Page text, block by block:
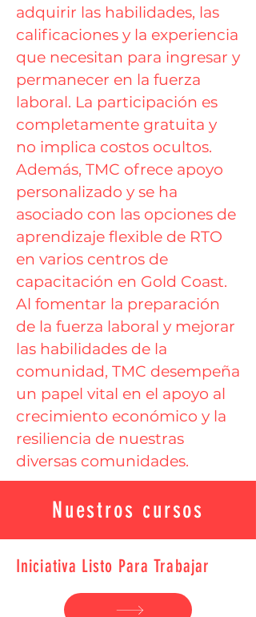
adquirir las habilidades, las
calificaciones y la experiencia
que necesitan para ingresar y
permanecer en la fuerza
laboral. La participación es
completamente gratuita y
no implica costos ocultos.
Además, TMC ofrece apoyo
personalizado y se ha
asociado con las opciones de
aprendizaje flexible de RTO
en varios centros de
capacitación en Gold Coast.
Al fomentar la preparación
de la fuerza laboral y mejorar
las habilidades de la
comunidad, TMC desempeña
un papel vital en el apoyo al
crecimiento económico y la
resiliencia de nuestras
diversas comunidades.
Nuestros cursos
Iniciativa Listo Para Trabajar